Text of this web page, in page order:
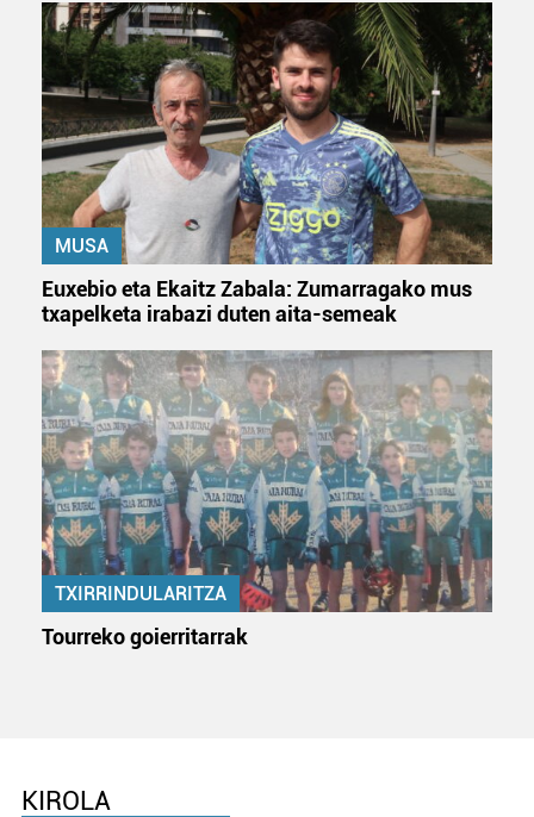
MUSA
Euxebio eta Ekaitz Zabala: Zumarragako mus
txapelketa irabazi duten aita-semeak
TXIRRINDULARITZA
Tourreko goierritarrak
KIROLA